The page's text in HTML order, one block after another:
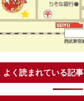
よく読まれている記事